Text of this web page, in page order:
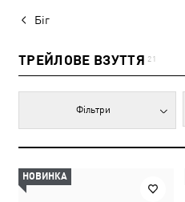
Біг
ТРЕЙЛОВЕ ВЗУТТЯ 21
Фільтри
НОВИНКА